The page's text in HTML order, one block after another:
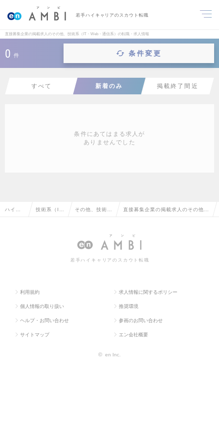
若手ハイキャリアのスカウト転職
直接募集企業の掲載求人のその他、技術系（IT・Web・通信系）の転職・求人情報
0 件 条件変更
すべて 新着のみ 掲載終了間近
条件にあてはまる求人が
ありませんでした
ハイク 技術系（I その他、技術系
通信系）
直接募集企業の掲載求人のその他、
職・求人情報一覧
若手ハイキャリアのスカウト転職
利用規約 求人情報に関するポリシー
個人情報の取り扱い 推奨環境
ヘルプ・お問い合わせ 参画のお問い合わせ
サイトマップ エン会社概要
© en Inc.